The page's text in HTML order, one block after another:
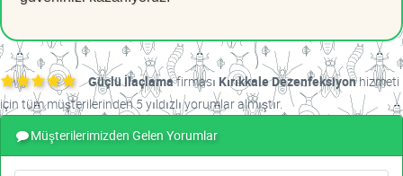
Güçlü İlaçlamafirması Kırıkkale Dezenfeksiyonhizmeti
için tüm müşterilerinden 5 yıldızlı yorumlar almıştır.
Müşterilerimizden Gelen Yorumlar